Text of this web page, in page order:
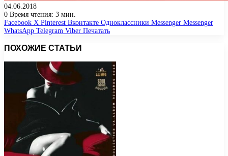
04.06.2018
0 Время чтения: 3 мин.
Facebook X Pinterest Вконтакте Одноклассники Messenger Messenger
WhatsApp Telegram Viber Печатать
ПОХОЖИЕ СТАТЬИ